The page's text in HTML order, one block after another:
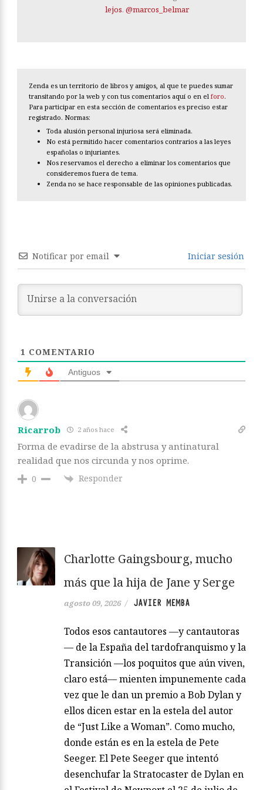
lejos. @marcos_belmar
Zenda es un territorio de libros y amigos, al que te puedes sumar
transitando por la web y con tus comentarios aquí o en el foro.
Para participar en esta sección de comentarios es preciso estar
registrado. Normas:
Toda alusión personal injuriosa será eliminada.
No está permitido hacer comentarios contrarios a las leyes
españolas o injuriantes.
Nos reservamos el derecho a eliminar los comentarios que
consideremos fuera de tema.
Zenda no se hace responsable de las opiniones publicadas.
Notificar por email Iniciar sesión
1 COMENTARIO
Antiguos
Ricarrob 2 años hace
Forma de evadirse de la abstrusa y antinatural
realidad que nos circunda y nos oprime.
0 Responder
Charlotte Gaingsbourg, mucho
más que la hija de Jane y Serge
agosto 09, 2026 / JAVIER MEMBA
Todos esos cantautores —y cantautoras
— de la España del tardofranquismo y la
Transición —los poquitos que aún viven,
claro está— mienten impunemente cada
vez que le dan un premio a Bob Dylan y
ellos dicen estar en la estela del autor
de “Just Like a Woman”. Como mucho,
donde están es en la estela de Pete
Seeger. El Pete Seeger que intentó
desenchufar la Stratocaster de Dylan en